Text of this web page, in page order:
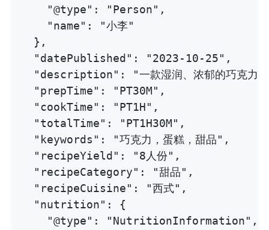
"@type": "Person",
"name": "小李"
},
"datePublished": "2023-10-25",
"description": "一款湿润、浓郁的巧克力蛋
"prepTime": "PT30M",
"cookTime": "PT1H",
"totalTime": "PT1H30M",
"keywords": "巧克力，蛋糕，甜品",
"recipeYield": "8人份",
"recipeCategory": "甜品",
"recipeCuisine": "西式",
"nutrition": {
"@type": "NutritionInformation",